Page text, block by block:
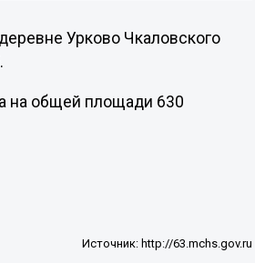
Урково Чкаловского
на общей площади 630
Источник: http://63.mchs.gov.ru